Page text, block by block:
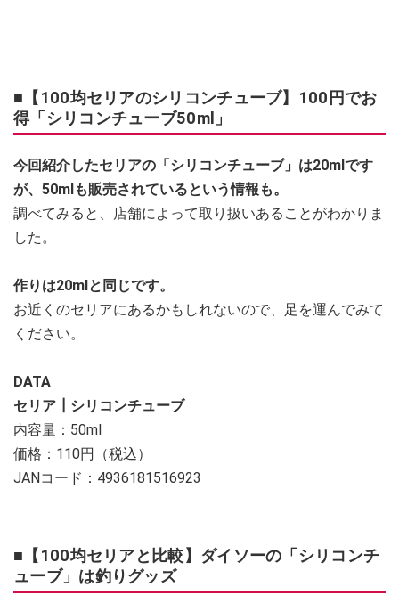
■【100均セリアのシリコンチューブ】100円でお
得「シリコンチューブ50ml」
今回紹介したセリアの「シリコンチューブ」は20mlです
が、50mlも販売されているという情報も。
調べてみると、店舗によって取り扱いあることがわかりま
した。
作りは20mlと同じです。
お近くのセリアにあるかもしれないので、足を運んでみて
ください。
DATA
セリア┃シリコンチューブ
内容量：50ml
価格：110円（税込）
JANコード：4936181516923
■【100均セリアと比較】ダイソーの「シリコンチ
ューブ」は釣りグッズ